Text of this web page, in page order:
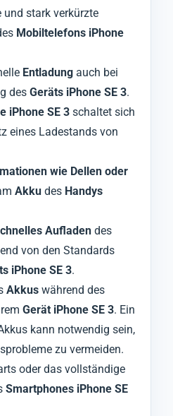
und stark verkürzte
Mobiltelefons iPhone
Entladung auch bei
des Geräts iPhone SE 3.
iPhone SE 3 schaltet sich
eines Ladestands von
wie Dellen oder
Akku des Handys
Aufladen des
von den Standards
iPhone SE 3.
Akkus während des
Gerät iPhone SE 3. Ein
kann notwendig sein,
zu vermeiden.
oder das vollständige
Smartphones iPhone SE